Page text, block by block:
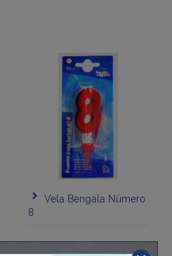
Vela Bengala Número
8
1 unidad